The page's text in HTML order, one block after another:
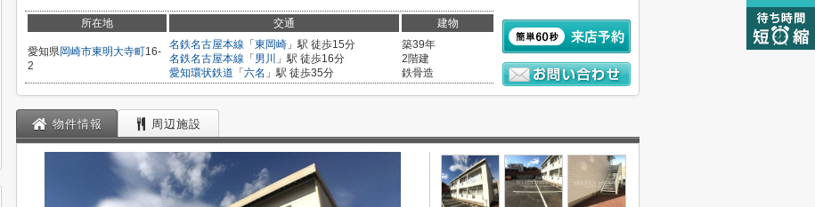
所在地 交通 建物
愛知県岡崎市東明大寺町16-
2
名鉄名古屋本線 「 東岡崎 」駅 徒歩15分
名鉄名古屋本線 「 男川
」駅 徒歩16分
愛知環状鉄道 「 六名 」駅 徒歩35分
築39年
2階建
鉄骨造
物件情報 周辺施設